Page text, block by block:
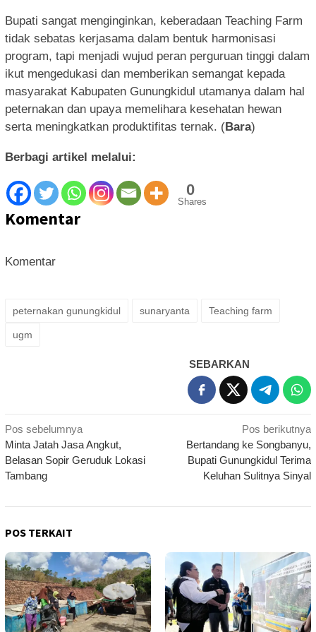
Bupati sangat menginginkan, keberadaan Teaching Farm
tidak sebatas kerjasama dalam bentuk harmonisasi
program, tapi menjadi wujud peran perguruan tinggi dalam
ikut mengedukasi dan memberikan semangat kepada
masyarakat Kabupaten Gunungkidul utamanya dalam hal
peternakan dan upaya memelihara kesehatan hewan
serta meningkatkan produktifitas ternak. (Bara)
Berbagi artikel melalui:
0
Shares
Komentar
Komentar
peternakan gunungkidul sunaryanta Teaching farm
ugm
SEBARKAN
Navigasi
pos
Pos sebelumnya
Minta Jatah Jasa Angkut,
Belasan Sopir Geruduk Lokasi
Tambang
Pos berikutnya
Bertandang ke Songbanyu,
Bupati Gunungkidul Terima
Keluhan Sulitnya Sinyal
POS TERKAIT